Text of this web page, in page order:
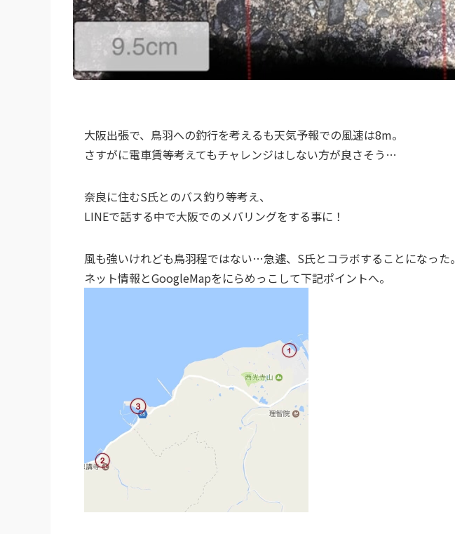
大阪出張で、鳥羽への釣行を考えるも天気予報での風速は8m。
さすがに電車賃等考えてもチャレンジはしない方が良さそう…
奈良に住むS氏とのバス釣り等考え、
LINEで話する中で大阪でのメバリングをする事に！
風も強いけれども鳥羽程ではない…急遽、S氏とコラボすることになった。
ネット情報とGoogleMapをにらめっこして下記ポイントへ。